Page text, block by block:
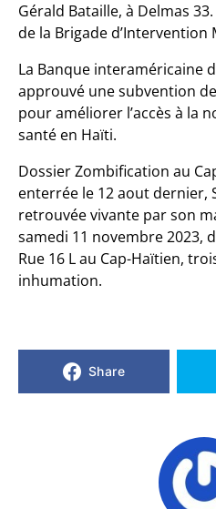
Gérald Bataille, à Delmas
de la Brigade d’Intervention
La Banque interaméricaine
approuvé une subvention
pour améliorer l’accès à la
santé en Haïti.
Dossier Zombification au
enterrée le 12 aout dernier,
retrouvée vivante par son
samedi 11 novembre 2023,
Rue 16 L au Cap-Haïtien,
inhumation.
Share